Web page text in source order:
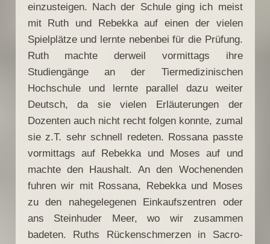
einzusteigen. Nach der Schule ging ich meist
mit Ruth und Rebekka auf einen der vielen
Spielplätze und lernte nebenbei für die Prüfung.
Ruth machte derweil vormittags ihre
Studiengänge an der Tiermedizinischen
Hochschule und lernte parallel dazu weiter
Deutsch, da sie vielen Erläuterungen der
Dozenten auch nicht recht folgen konnte, zumal
sie z.T. sehr schnell redeten. Rossana passte
vormittags auf Rebekka und Moses auf und
machte den Haushalt. An den Wochenenden
fuhren wir mit Rossana, Rebekka und Moses
zu den nahegelegenen Einkaufszentren oder
ans Steinhuder Meer, wo wir zusammen
badeten. Ruths Rückenschmerzen in Sacro-